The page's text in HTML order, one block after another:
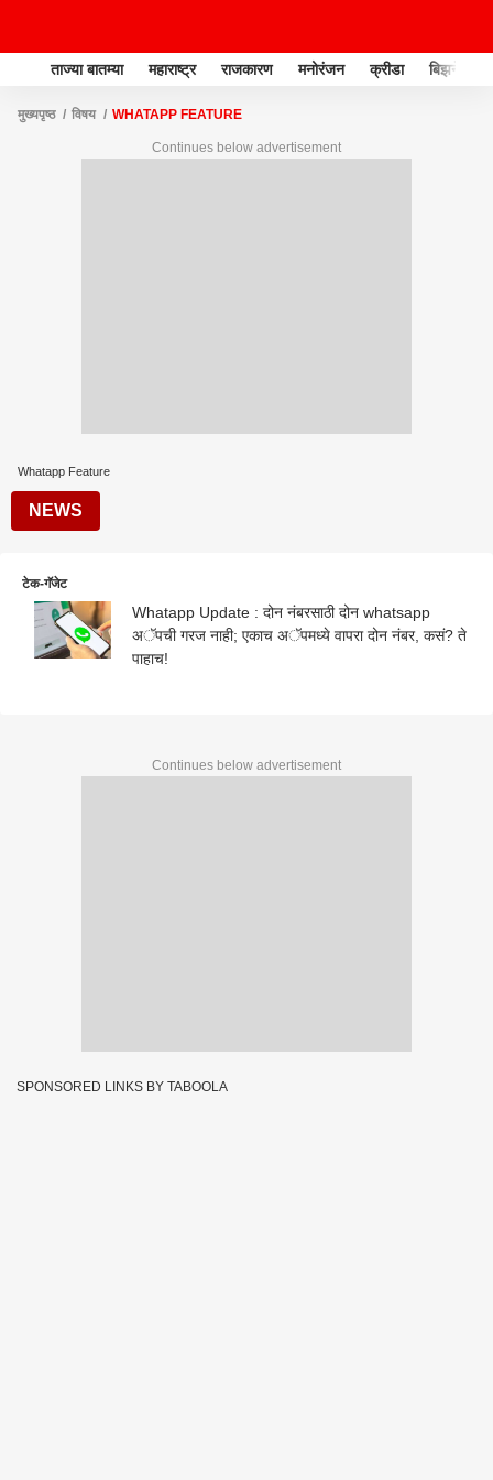
ताज्या बातम्या महाराष्ट्र राजकारण मनोरंजन क्रीडा बिझनेस
मुख्यपृष्ठ विषय WHATAPP FEATURE
Continues below advertisement
Whatapp Feature
NEWS
टेक-गॅजेट
Whatapp Update : दोन नंबरसाठी दोन whatsapp
अॅपची गरज नाही; एकाच अॅपमध्ये वापरा दोन नंबर, कसं? ते
पाहाच!
Continues below advertisement
SPONSORED LINKS BY TABOOLA